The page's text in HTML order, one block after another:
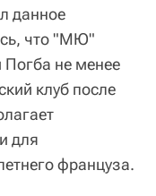
данное
что "МЮ"
Погба не менее
клуб после
для
француза.